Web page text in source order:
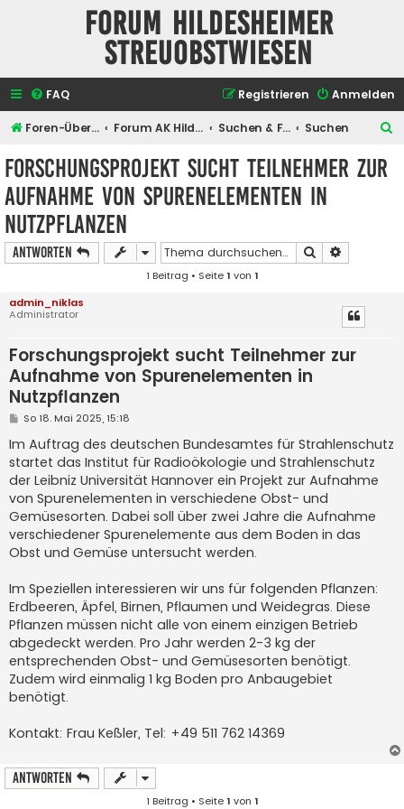
Forum Hildesheimer
Streuobstwiesen
FAQ Anmelden
Registrieren
Foren-Übersicht Forum AK Hildesheimer Streuobstwiesen Suchen & Finden Suchen
Forschungsprojekt sucht Teilnehmer zur
Aufnahme von Spurenelementen in
Nutzpflanzen
Antworten Suche
1 Beitrag • Seite1 von 1
admin_niklas
Administrator
Forschungsprojekt sucht Teilnehmer zur
Aufnahme von Spurenelementen in
Nutzpflanzen
B
i
t
r
a
g
So 18. Mai 2025, 15:18
Im Auftrag des deutschen Bundesamtes für Strahlenschutz
startet das Institut für Radioökologie und Strahlenschutz
der Leibniz Universität Hannover ein Projekt zur Aufnahme
von Spurenelementen in verschiedene Obst- und
Gemüsesorten. Dabei soll über zwei Jahre die Aufnahme
verschiedener Spurenelemente aus dem Boden in das
Obst und Gemüse untersucht werden.
Im Speziellen interessieren wir uns für folgenden Pflanzen:
Erdbeeren, Äpfel, Birnen, Pflaumen und Weidegras. Diese
Pflanzen müssen nicht alle von einem einzigen Betrieb
abgedeckt werden. Pro Jahr werden 2-3 kg der
entsprechenden Obst- und Gemüsesorten benötigt.
Zudem wird einmalig 1 kg Boden pro Anbaugebiet
benötigt.
Kontakt: Frau Keßler, Tel: +49 511 762 14369
Antworten
1 Beitrag • Seite1 von 1